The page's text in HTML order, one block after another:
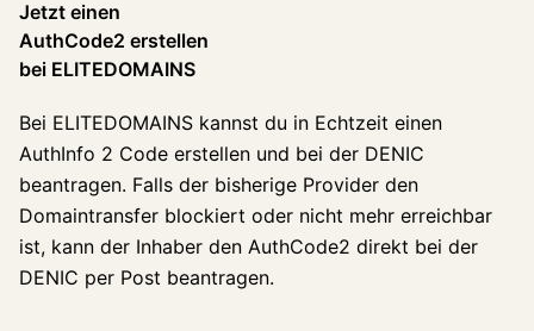
Jetzt einen
AuthCode2 erstellen
bei ELITEDOMAINS
Bei ELITEDOMAINS kannst du in Echtzeit einen
AuthInfo 2 Code erstellen und bei der DENIC
beantragen. Falls der bisherige Provider den
Domaintransfer blockiert oder nicht mehr erreichbar
ist, kann der Inhaber den AuthCode2 direkt bei der
DENIC per Post beantragen.